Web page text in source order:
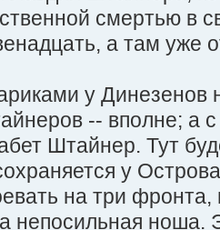
смертью в
а там уже
у Динезенов
-- вполне; а
Штайнер. Тут
у
на три фронта,
непосильная ноша.